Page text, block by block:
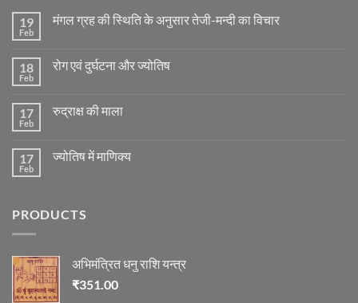
19
Feb
मंगल ग्रह की स्थिति के अनुसार तेजी-मन्दी का विचार
मंगल
के
अनुसार
विचार
18
Feb
रोग एवं दुर्घटना और ज्योतिष
रोग
ज्योतिष
17
Feb
रुद्राक्ष की माला
रुद्राक्ष
17
Feb
ज्योतिष में माणिक्य
में
PRODUCTS
अभिमंत्रित धनु राशि यन्त्र
₹351.00